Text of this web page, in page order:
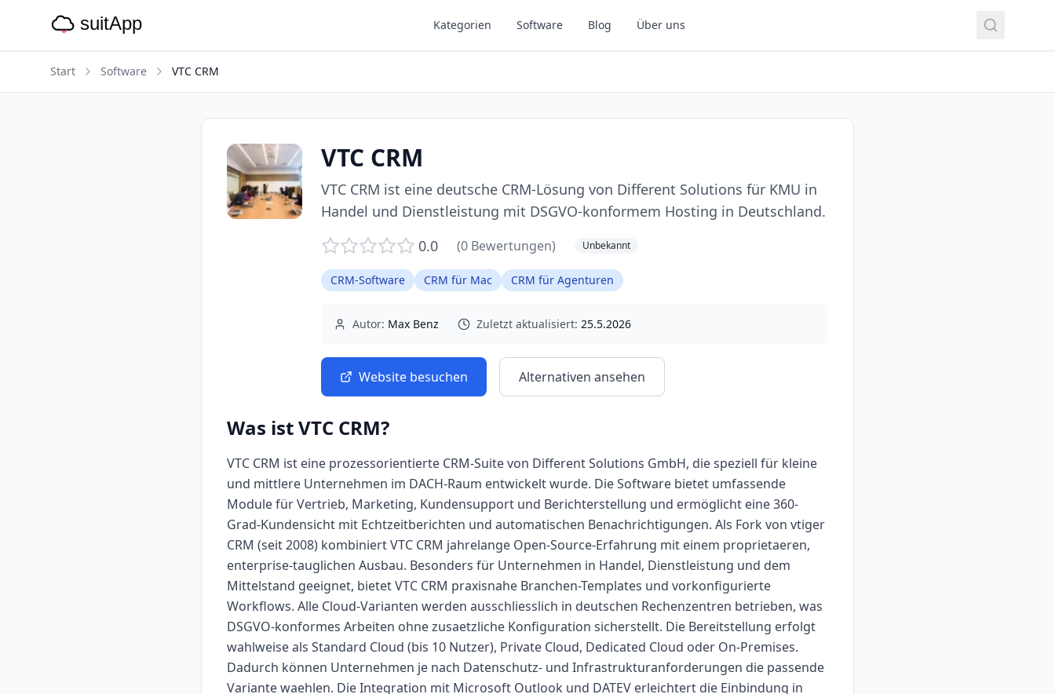
Kategorien Software Blog Über uns
Start Software VTC CRM
VTC CRM
VTC CRM ist eine deutsche CRM-Lösung von Different Solutions für KMU in
Handel und Dienstleistung mit DSGVO-konformem Hosting in Deutschland.
0.0
(0 Bewertungen) Unbekannt
CRM-Software CRM für Mac CRM für Agenturen
Autor: Max Benz Zuletzt aktualisiert: 25.5.2026
Website besuchen Alternativen ansehen
Was istVTC CRM?
VTC CRM ist eine prozessorientierte CRM-Suite von Different Solutions GmbH, die speziell für kleine
und mittlere Unternehmen im DACH-Raum entwickelt wurde. Die Software bietet umfassende
Module für Vertrieb, Marketing, Kundensupport und Berichterstellung und ermöglicht eine 360-
Grad-Kundensicht mit Echtzeitberichten und automatischen Benachrichtigungen. Als Fork von vtiger
CRM (seit 2008) kombiniert VTC CRM jahrelange Open-Source-Erfahrung mit einem proprietaeren,
enterprise-tauglichen Ausbau. Besonders für Unternehmen in Handel, Dienstleistung und dem
Mittelstand geeignet, bietet VTC CRM praxisnahe Branchen-Templates und vorkonfigurierte
Workflows. Alle Cloud-Varianten werden ausschliesslich in deutschen Rechenzentren betrieben, was
DSGVO-konformes Arbeiten ohne zusaetzliche Konfiguration sicherstellt. Die Bereitstellung erfolgt
wahlweise als Standard Cloud (bis 10 Nutzer), Private Cloud, Dedicated Cloud oder On-Premises.
Dadurch können Unternehmen je nach Datenschutz- und Infrastrukturanforderungen die passende
Variante waehlen. Die Integration mit Microsoft Outlook und DATEV erleichtert die Einbindung in